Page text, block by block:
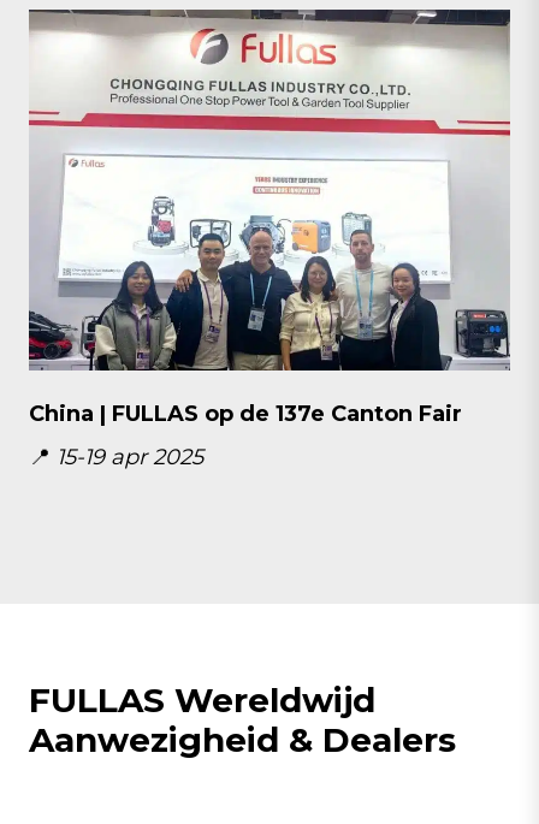
China | FULLAS op de 137e Canton Fair
📍 15-19 apr 2025
FULLAS Wereldwijd
Aanwezigheid & Dealers